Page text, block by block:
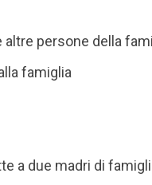
altre persone della
famiglia
a due madri di